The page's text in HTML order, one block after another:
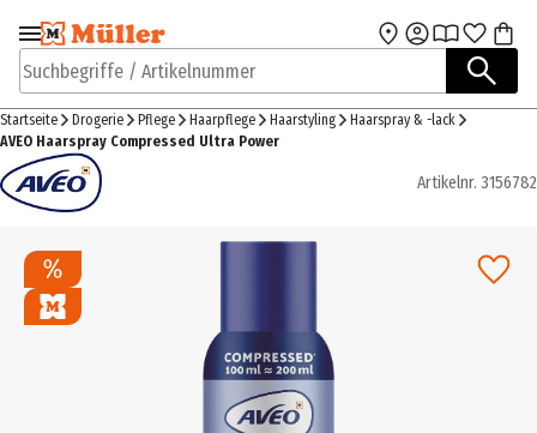
Zur Navigation
springen
Zum Hauptinhalt
Suchbegriffe / Artikelnummer
Startseite Drogerie Pflege Haarpflege Haarstyling
Haarspray & -lack
AVEO Haarspray Compressed Ultra Power
Artikelnr. 3156782